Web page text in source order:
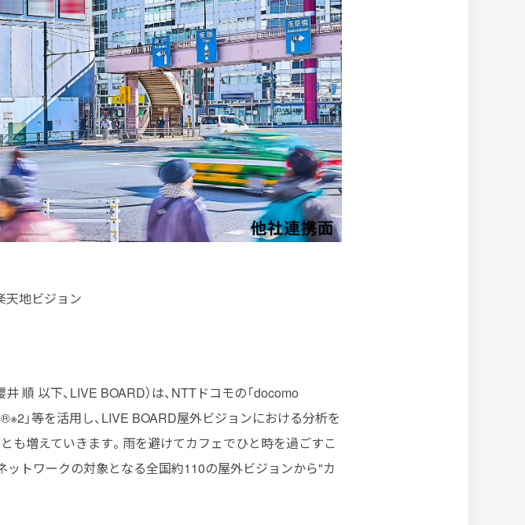
天地ビジョン
順 以下、LIVE BOARD）は、NTTドコモの「docomo
」等を活用し、LIVE BOARD屋外ビジョンにおける分析を
も増えていきます。雨を避けてカフェでひと時を過ごすこ
ットワークの対象となる全国約110の屋外ビジョンから"カ